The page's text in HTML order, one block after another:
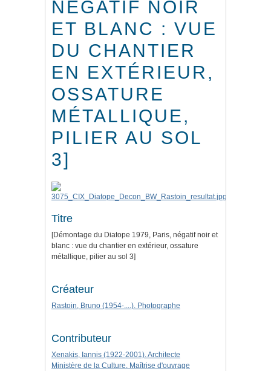
NÉGATIF NOIR
ET BLANC : VUE
DU CHANTIER
EN EXTÉRIEUR,
OSSATURE
MÉTALLIQUE,
PILIER AU SOL
3]
Titre
[Démontage du Diatope 1979, Paris, négatif noir et
blanc : vue du chantier en extérieur, ossature
métallique, pilier au sol 3]
Créateur
Rastoin, Bruno (1954-....). Photographe
Contributeur
Xenakis, Iannis (1922-2001). Architecte
Ministère de la Culture. Maîtrise d'ouvrage